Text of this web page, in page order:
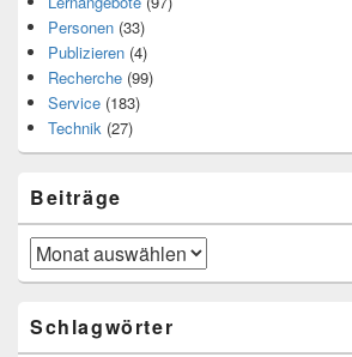
Personen (33)
Publizieren (4)
Recherche (99)
Service (183)
Technik (27)
Beiträge
Beiträge
Schlagwörter